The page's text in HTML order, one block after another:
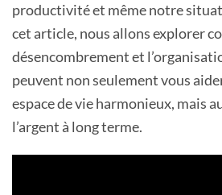
productivité et même notre
cet article, nous allons explorer
désencombrement et
peuvent non seulement vous
espace de vie harmonieux, mais
l’argent à long terme.